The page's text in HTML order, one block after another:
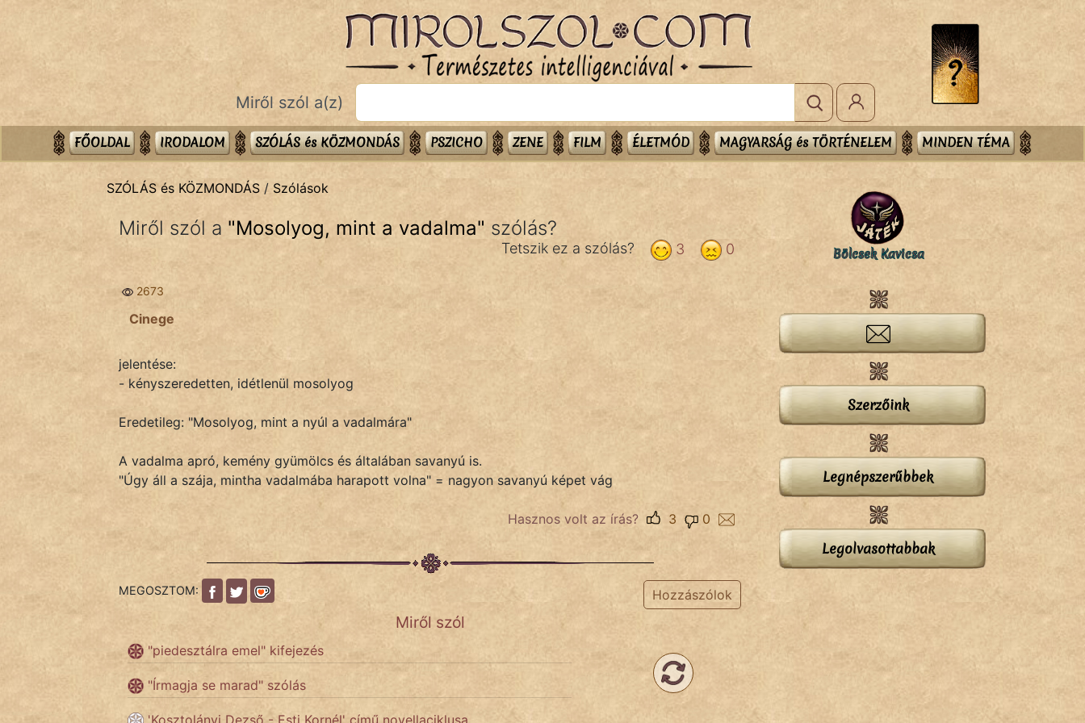
Bibliai
Közmondások
Szóláscsoportok
KÖZMONDÁS
FILM
Miről szól a(z)
FŐOLDAL IRODALOM SZÓLÁS és KÖZMONDÁS PSZICHO ZENE FILM ÉLETMÓD MAGYARSÁG és TÖRTÉNELEM MINDEN TÉMA
SZÓLÁS és KÖZMONDÁS / Szólások
Miről szól a "Mosolyog, mint a vadalma" szólás?
0
3
Tetszik ez a szólás?
2673
Cinege
jelentése:
- kényszeredetten, idétlenül mosolyog
Eredetileg: "Mosolyog, mint a nyúl a vadalmára"
A vadalma apró, kemény gyümölcs és általában savanyú is.
"Úgy áll a szája, mintha vadalmába harapott volna" = nagyon savanyú képet vág
Hasznos volt az írás? 0
3
MEGOSZTOM: Hozzászólok
Miről szól
"piedesztálra emel" kifejezés
"Írmagja se marad" szólás
'Kosztolányi Dezső - Esti Kornél' című novellaciklusa
Bölcsek Kavicsa
Szerzőink
Legnépszerűbbek
Legolvasottabbak